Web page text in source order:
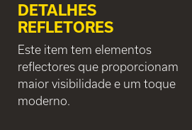
DETALHES
REFLETORES
Este item tem elementos
reflectores que proporcionam
maior visibilidade e um toque
moderno.